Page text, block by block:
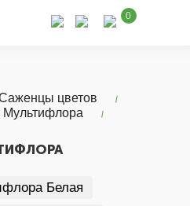
0
цветов
Мультифлора
Белая